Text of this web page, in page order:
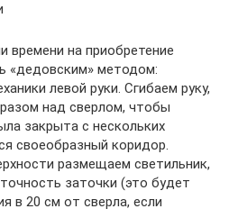
времени на приобретение
«дедовским» методом:
левой руки. Сгибаем руку,
над сверлом, чтобы
закрыта с нескольких
своеобразный коридор.
размещаем светильник,
заточки (это будет
в 20 см от сверла, если